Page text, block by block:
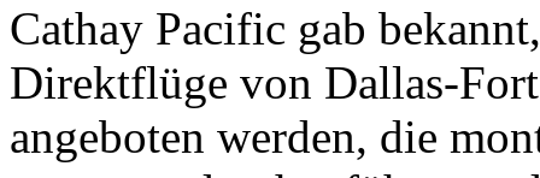
Cathay Pacific gab
Direktflüge von Dallas-
angeboten werden, die